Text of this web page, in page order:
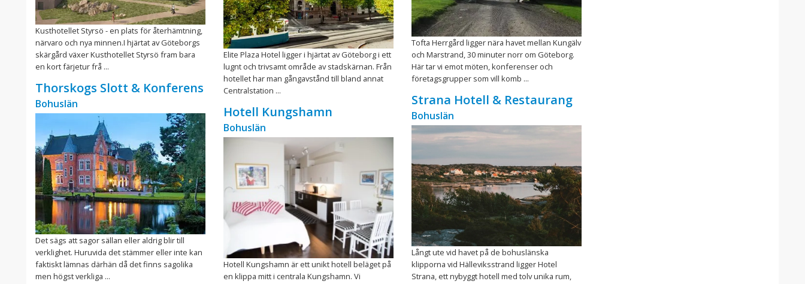
Kusthotellet Styrsö - en plats för återhämtning,
närvaro och nya minnen.I hjärtat av Göteborgs
skärgård växer Kusthotellet Styrsö fram bara
en kort färjetur frå ...
Thorskogs Slott & Konferens
Bohuslän
Det sägs att sagor sällan eller aldrig blir till
verklighet. Huruvida det stämmer eller inte kan
faktiskt lämnas därhän då det finns sagolika
men högst verkliga ...
Elite Plaza Hotel ligger i hjärtat av Göteborg i ett
lugnt och trivsamt område av stadskärnan. Från
hotellet har man gångavstånd till bland annat
Centralstation ...
Hotell Kungshamn
Bohuslän
Hotell Kungshamn är ett unikt hotell beläget på
en klippa mitt i centrala Kungshamn. Vi
Tofta Herrgård ligger nära havet mellan Kungälv
och Marstrand, 30 minuter norr om Göteborg.
Här tar vi emot möten, konferenser och
företagsgrupper som vill komb ...
Strana Hotell & Restaurang
Bohuslän
Långt ute vid havet på de bohuslänska
klipporna vid Hälleviksstrand ligger Hotel
Strana, ett nybyggt hotell med tolv unika rum,